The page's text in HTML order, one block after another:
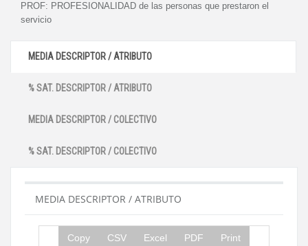
PROF: PROFESIONALIDAD de las personas que prestaron el
servicio
MEDIA DESCRIPTOR / ATRIBUTO
% SAT. DESCRIPTOR / ATRIBUTO
MEDIA DESCRIPTOR / COLECTIVO
% SAT. DESCRIPTOR / COLECTIVO
MEDIA DESCRIPTOR / ATRIBUTO
Copy CSV Excel PDF Print